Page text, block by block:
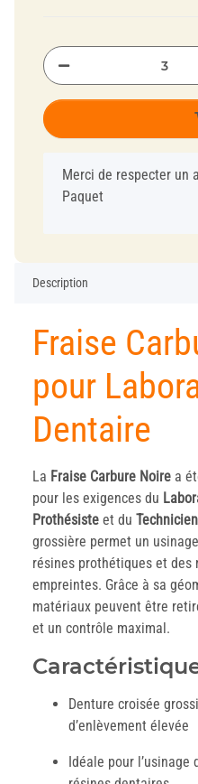
x
Merci de respecter un
Paquet
Description
Fraise
pour
Dentaire
La Fraise Carbure Noire a
pour les exigences du
Prothésiste et du Technicien
grossière permet un
résines prothétiques et des
empreintes. Grâce à sa
matériaux peuvent être
et un contrôle maximal.
Denture croisée
d’enlèvement élevée
Idéale pour